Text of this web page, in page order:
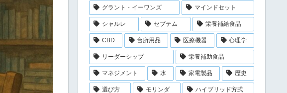
グラント・イーワンズ マインドセット
シャルレ セプテム 栄養補給食品
CBD 台所用品 医療機器 心理学
リーダーシップ 栄養補助食品
マネジメント 水 家電製品 歴史
選び方 モリンダ ハイブリッド方式